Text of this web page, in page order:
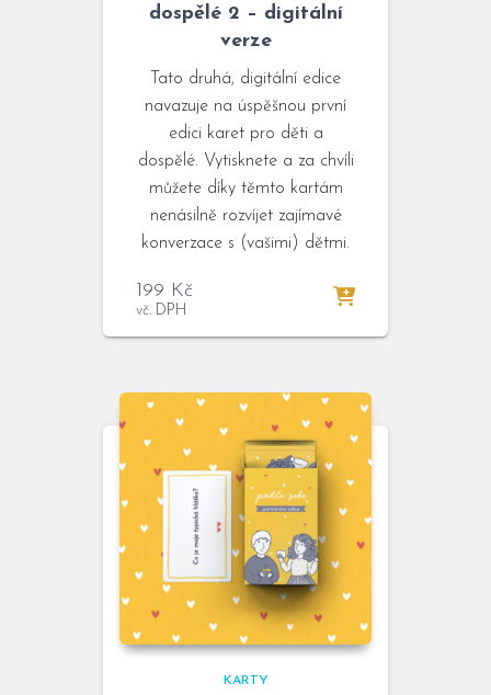
dospělé 2 – digitální
verze
Tato druhá, digitální edice
navazuje na úspěšnou první
edici karet pro děti a
dospělé. Vytisknete a za chvíli
můžete díky těmto kartám
nenásilně rozvíjet zajímavé
konverzace s (vašimi) dětmi.
199 Kč
vč. DPH
KARTY